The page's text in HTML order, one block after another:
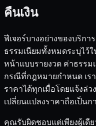
คืนเงิน
ฟีเจอร์บางอย่างของบริกา
ธรรมเนียมทั้งหมดระบุไว้ใ
หน้าแบบรายงวด ค่าธรรม
กรณีที่กฎหมายกำหนด เร
ราคาได้ทุกเมื่อโดยแจ้งล่
เปลี่ยนแปลงราคาถือเป็น
คุณรับผิดชอบแต่เพียงผู้เดี